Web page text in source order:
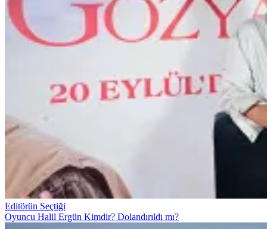
Editörün Seçtiği
Oyuncu Halil Ergün Kimdir? Dolandırıldı mı?